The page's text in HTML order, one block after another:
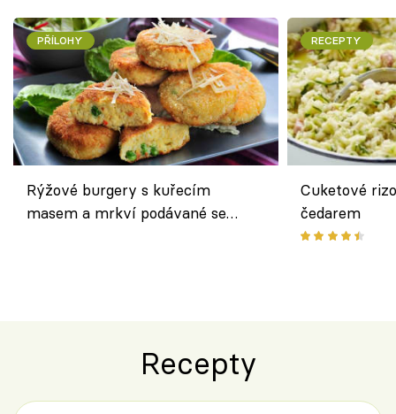
PŘÍLOHY
Rýžové burgery s kuřecím
masem a mrkví podávané se
RECEPTY
Cuketové
čedarem
Recepty